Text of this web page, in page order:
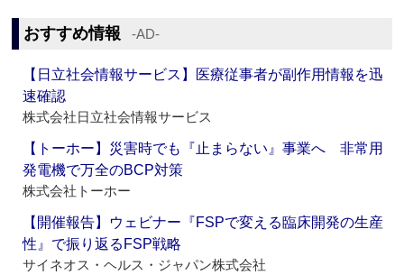
おすすめ情報 ‐AD‐
【日立社会情報サービス】医療従事者が副作用情報を迅
速確認
株式会社日立社会情報サービス
【トーホー】災害時でも『止まらない』事業へ 非常用
発電機で万全のBCP対策
株式会社トーホー
【開催報告】ウェビナー『FSPで変える臨床開発の生産
性』で振り返るFSP戦略
サイネオス・ヘルス・ジャパン株式会社